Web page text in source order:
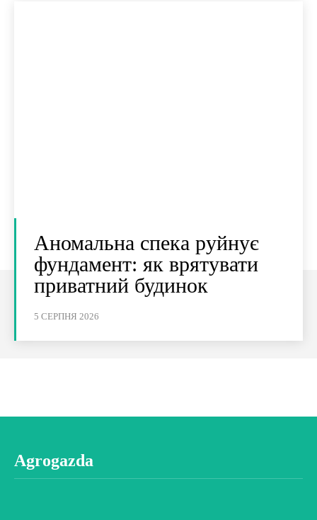
Аномальна спека руйнує
фундамент: як врятувати
приватний будинок
5 СЕРПНЯ 2026
Agrogazda